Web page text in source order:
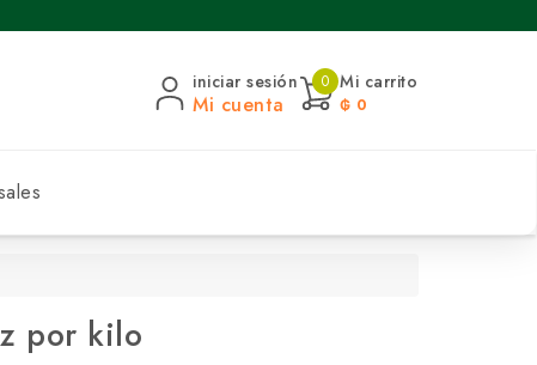
iniciar sesión
Mi cuenta
0 Mi carrito
₲ 0
por kilo